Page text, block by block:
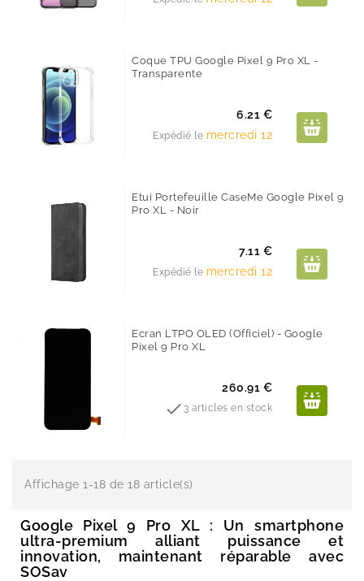
Coque TPU Google Pixel 9 Pro XL -
Transparente
Prix
6.21 €
Expédié le mercredi 12
Etui Portefeuille CaseMe Google Pixel 9
Pro XL - Noir
Prix
7.11 €
Expédié le mercredi 12
Ecran LTPO OLED (Officiel) - Google
Pixel 9 Pro XL
Prix
260.91 €
 3 articles en stock
Affichage 1-18 de 18 article(s)
Google Pixel 9 Pro XL : Un smartphone
ultra-premium alliant puissance et
innovation, maintenant réparable avec
SOSav